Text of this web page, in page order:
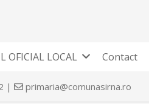
OFICIAL LOCAL Contact
| primaria@comunasirna.ro